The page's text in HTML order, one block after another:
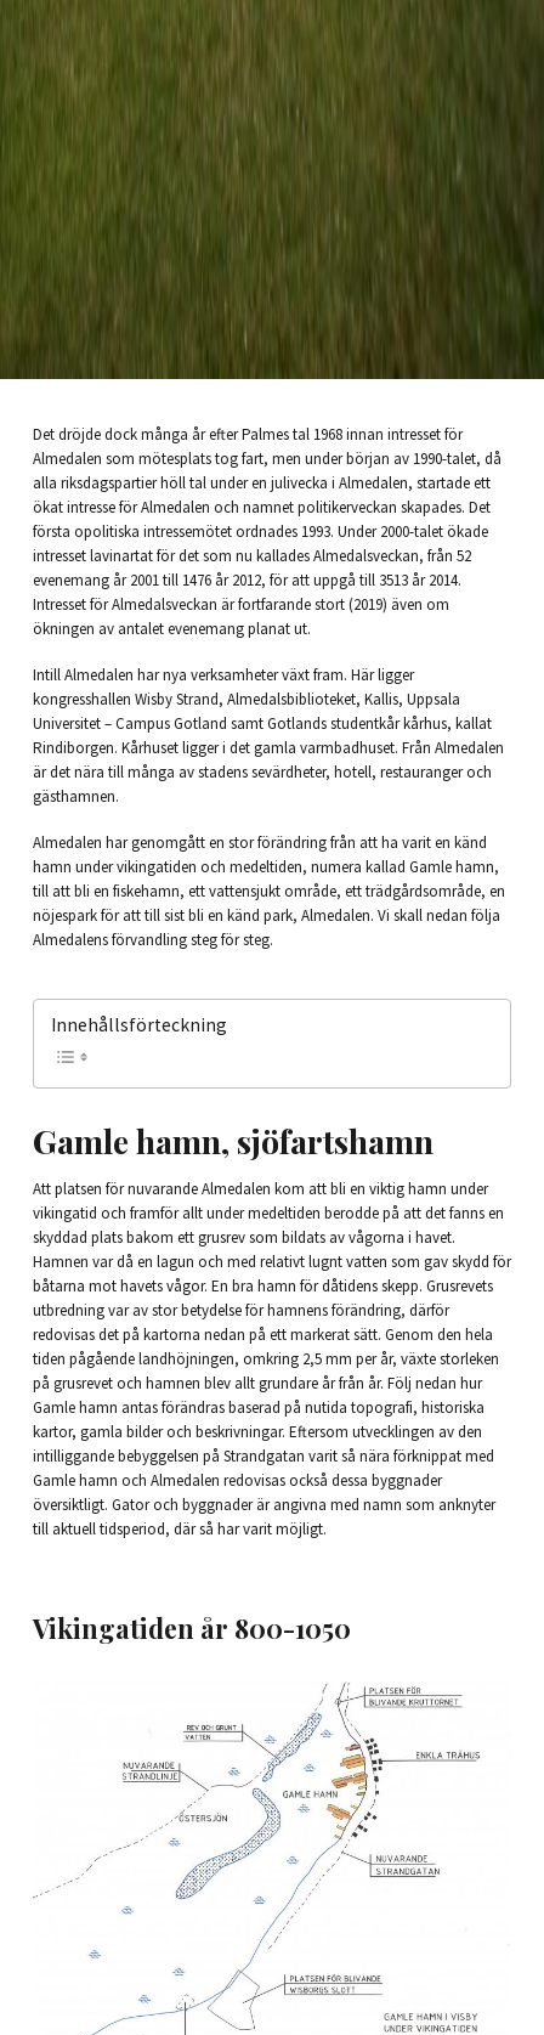
Det dröjde dock många år efter Palmes tal 1968 innan intresset för
Almedalen som mötesplats tog fart, men under början av 1990-talet, då
alla riksdagspartier höll tal under en julivecka i Almedalen, startade ett
ökat intresse för Almedalen och namnet politikerveckan skapades. Det
första opolitiska intressemötet ordnades 1993. Under 2000-talet ökade
intresset lavinartat för det som nu kallades Almedalsveckan, från 52
evenemang år 2001 till 1476 år 2012, för att uppgå till 3513 år 2014.
Intresset för Almedalsveckan är fortfarande stort (2019) även om
ökningen av antalet evenemang planat ut.
Intill Almedalen har nya verksamheter växt fram. Här ligger
kongresshallen Wisby Strand, Almedalsbiblioteket, Kallis, Uppsala
Universitet – Campus Gotland samt Gotlands studentkår kårhus, kallat
Rindiborgen. Kårhuset ligger i det gamla varmbadhuset. Från Almedalen
är det nära till många av stadens sevärdheter, hotell, restauranger och
gästhamnen.
Almedalen har genomgått en stor förändring från att ha varit en känd
hamn under vikingatiden och medeltiden, numera kallad Gamle hamn,
till att bli en fiskehamn, ett vattensjukt område, ett trädgårdsområde, en
nöjespark för att till sist bli en känd park, Almedalen. Vi skall nedan följa
Almedalens förvandling steg för steg.
Innehållsförteckning
Gamle hamn, sjöfartshamn
Att platsen för nuvarande Almedalen kom att bli en viktig hamn under
vikingatid och framför allt under medeltiden berodde på att det fanns en
skyddad plats bakom ett grusrev som bildats av vågorna i havet.
Hamnen var då en lagun och med relativt lugnt vatten som gav skydd för
båtarna mot havets vågor. En bra hamn för dåtidens skepp. Grusrevets
utbredning var av stor betydelse för hamnens förändring, därför
redovisas det på kartorna nedan på ett markerat sätt. Genom den hela
tiden pågående landhöjningen, omkring 2,5 mm per år, växte storleken
på grusrevet och hamnen blev allt grundare år från år. Följ nedan hur
Gamle hamn antas förändras baserad på nutida topografi, historiska
kartor, gamla bilder och beskrivningar. Eftersom utvecklingen av den
intilliggande bebyggelsen på Strandgatan varit så nära förknippat med
Gamle hamn och Almedalen redovisas också dessa byggnader
översiktligt. Gator och byggnader är angivna med namn som anknyter
till aktuell tidsperiod, där så har varit möjligt.
Vikingatiden år 800-1050